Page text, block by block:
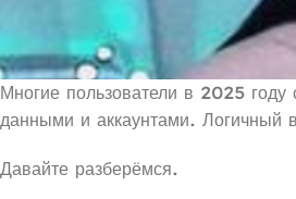
Многие пользователи в 2025 году
данными и аккаунтами. Логичный
Давайте разберёмся.